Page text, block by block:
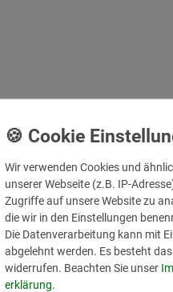
& regeneriert die Haut
Haut auszutrocknen
Inhaltsstoffe
der Haut
Made in Germany
Wir verwenden Cookies und
unserer Webseite (z.B. IP-
Zugriffe auf unsere Website zu
die wir in den Einstellungen
Die Datenverarbeitung kann mit
abgelehnt werden. Es besteht
widerrufen. Beachten Sie unser
erklärung.